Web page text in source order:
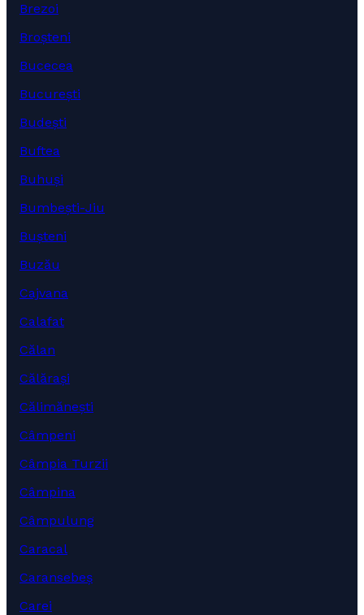
Brezoi
Broșteni
Bucecea
București
Budești
Buftea
Buhuși
Bumbești-Jiu
Bușteni
Buzău
Cajvana
Calafat
Călan
Călărași
Călimănești
Câmpeni
Câmpia Turzii
Câmpina
Câmpulung
Caracal
Caransebeș
Carei